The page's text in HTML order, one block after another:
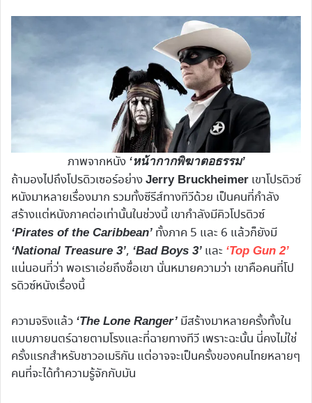
ภาพจากหนัง ‘หน้ากากพิฆาตอธรรม’
ถ้ามองไปถึงโปรดิวเซอร์อย่าง Jerry Bruckheimer เขาโปรดิวซ์
หนังมาหลายเรื่องมาก รวมทั้งซีรีส์ทางทีวีด้วย เป็นคนที่กำลัง
สร้างแต่หนังภาคต่อเท่านั้นในช่วงนี้ เขากำลังมีคิวโปรดิวซ์
‘Pirates of the Caribbean’ ทั้งภาค 5 และ 6 แล้วก็ยังมี
‘National Treasure 3’, ‘Bad Boys 3’ และ ‘Top Gun 2’
แน่นอนที่ว่า พอเราเอ่ยถึงชื่อเขา นั่นหมายความว่า เขาคือคนที่โป
รดิวซ์หนังเรื่องนี้
ความจริงแล้ว ‘The Lone Ranger’ มีสร้างมาหลายครั้งทั้งใน
แบบภายนตร์ฉายตามโรงและที่ฉายทางทีวี เพราะฉะนั้น นี่คงไม่ใช่
ครั้งแรกสำหรับชาวอเมริกัน แต่อาจจะเป็นครั้งของคนไทยหลายๆ
คนที่จะได้ทำความรู้จักกับมัน